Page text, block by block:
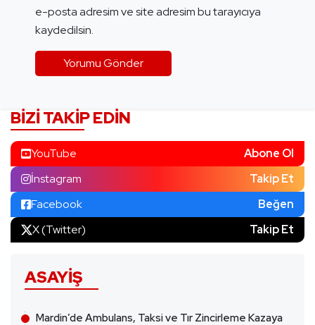
e-posta adresim ve site adresim bu tarayıcıya
kaydedilsin.
BIZI TAKIP EDIN
YouTube
Abone Ol
İnstagram
Takip Et
Facebook
Beğen
X (Twitter)
Takip Et
ASAYIŞ
Mardin’de Ambulans, Taksi ve Tır Zincirleme Kazaya